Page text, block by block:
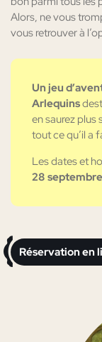
Alors, ne vous
vous retrouver à
Un jeu
Arlequins
en saurez plus
tout ce qu’il a
Les dates et
28 septembre
Réservation en